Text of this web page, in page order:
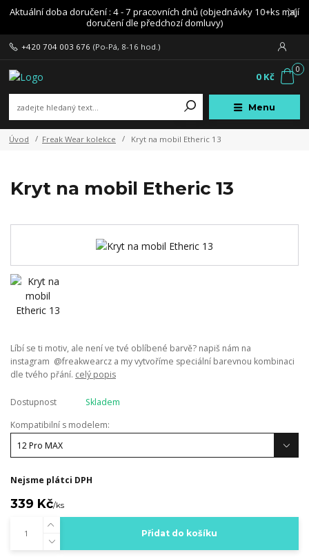
Aktuální doba doručení : 4 - 7 pracovních dnů (objednávky 10+ks mají
doručení dle předchozí domluvy)
Menu
+420 704 003 676 (Po-Pá, 8-16 hod.)
0
0 Kč
Úvod Freak Wear kolekce Kryt na mobil Etheric 13
Kryt na mobil Etheric 13
Líbí se ti motiv, ale není ve tvé oblíbené barvě? napiš nám na
instagram @freakwearcz a my vytvoříme speciální barevnou kombinaci
dle tvého přání. celý popis
Dostupnost
Skladem
Kompatibilní s modelem:
Nejsme plátci DPH
339 Kč/ks
Přidat do košíku